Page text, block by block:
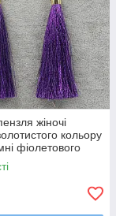
жіночі
кольору
фіолетового
см